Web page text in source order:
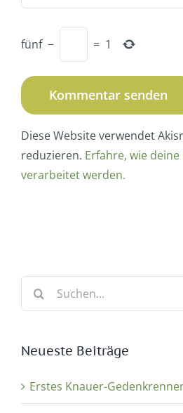
fünf − = 1
Diese Website verwendet
reduzieren. Erfahre, wie
verarbeitet werden.
Suche
Neueste Beiträge
Erstes Knauer-